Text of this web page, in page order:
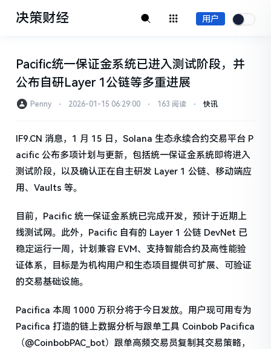
决策财经 用户
Pacific统一保证金系统已进入测试阶段，并
公布自研Layer 1公链等多重进展
Penny ⋅ 2026-01-15 06:29:00 ⋅ 163 阅读 ⋅ 快讯
IF9.CN 消息，1 月 15 日，Solana 生态永续合约交易平台 P
acific 公布多项计划与更新，包括统一保证金系统即将进入
测试阶段，以及确认正在自主研发 Layer 1 公链、移动端应
用、Vaults 等。
目前，Pacific 统一保证金系统已完成开发，预计于近期上
线测试网。此外，Pacific 自有的 Layer 1 公链 DevNet 已
稳定运行一周，计划兼容 EVM、支持智能合约及高性能验
证体系，目标是为机构用户和生态项目提供可扩展、可验证
的交易基础设施。
Pacifica 本周 1000 万积分将于今日发放。用户现可用专为
Pacifica 打造的链上数据分析与跟单工具 Coinbob Pacifica
（@CoinbobPAC_bot）跟单高频交易员复制其交易策略，